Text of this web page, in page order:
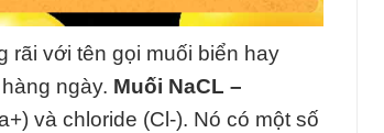
rãi với tên gọi muối biển hay
ngày. Muối NaCL –
và chloride (Cl-). Nó có một số